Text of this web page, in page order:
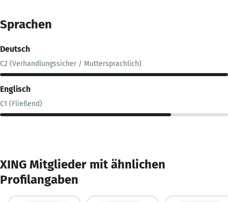
Sprachen
Deutsch
C2 (Verhandlungssicher / Muttersprachlich)
Englisch
C1 (Fließend)
XING Mitglieder mit ähnlichen
Profilangaben